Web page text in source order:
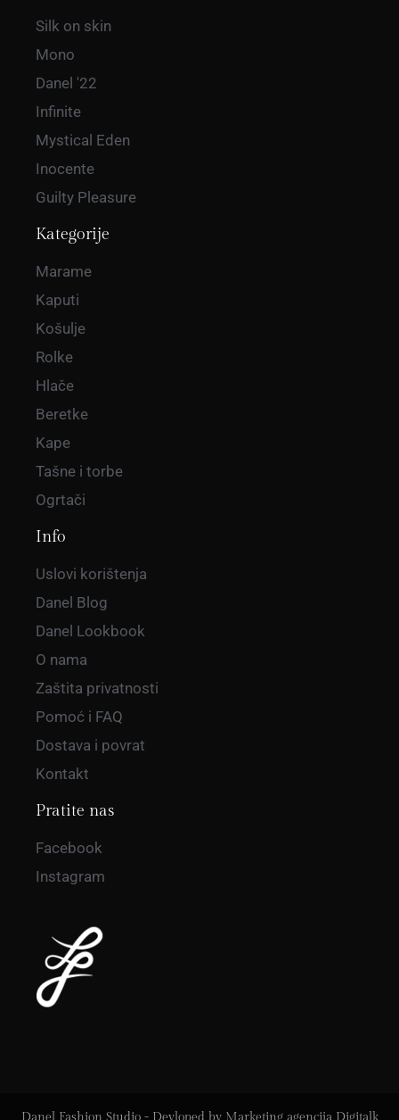
Silk on skin
Mono
Danel '22
Infinite
Mystical Eden
Inocente
Guilty Pleasure
Kategorije
Marame
Kaputi
Košulje
Rolke
Hlače
Beretke
Kape
Tašne i torbe
Ogrtači
Info
Uslovi korištenja
Danel Blog
Danel Lookbook
O nama
Zaštita privatnosti
Pomoć i FAQ
Dostava i povrat
Kontakt
Pratite nas
Facebook
Instagram